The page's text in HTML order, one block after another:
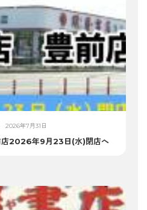
2026年7月31日
店2026年9月23日(水)閉店へ